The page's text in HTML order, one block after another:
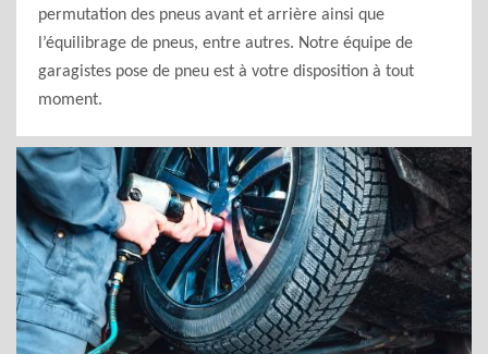
permutation des pneus avant et arrière ainsi que
l’équilibrage de pneus, entre autres. Notre équipe de
garagistes pose de pneu est à votre disposition à tout
moment.